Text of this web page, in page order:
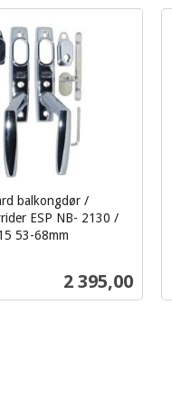
balkongdør /
ESP NB- 2130 /
53-68mm
Pris
2 395,00